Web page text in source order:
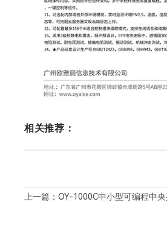
相关推荐：
上一篇：OY-1000C中小型可编程中